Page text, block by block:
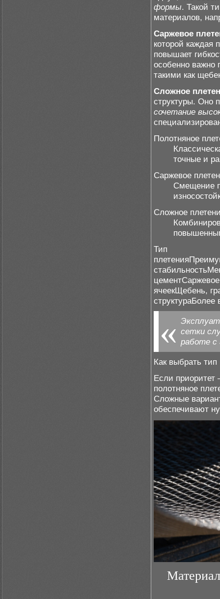
формы. Такой
материалов,
Саржевое
которой каждая
повышает
особенно важно
такими как
Сложное
структуры. Оно
сочетание
Полотняное
точные и
Саржевое
Смещение
Сложное
Тип
ячеекЩебень,
сетки
работе с
Как выбрать тип
Если приоритет
полотняное
Сложные
обеспечивают